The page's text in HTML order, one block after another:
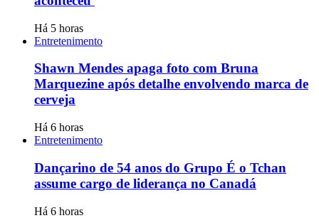
Há 5 horas
Entretenimento
Shawn Mendes apaga foto com Bruna
Marquezine após detalhe envolvendo marca de
cerveja
Há 6 horas
Entretenimento
Dançarino de 54 anos do Grupo É o Tchan
assume cargo de liderança no Canadá
Há 6 horas